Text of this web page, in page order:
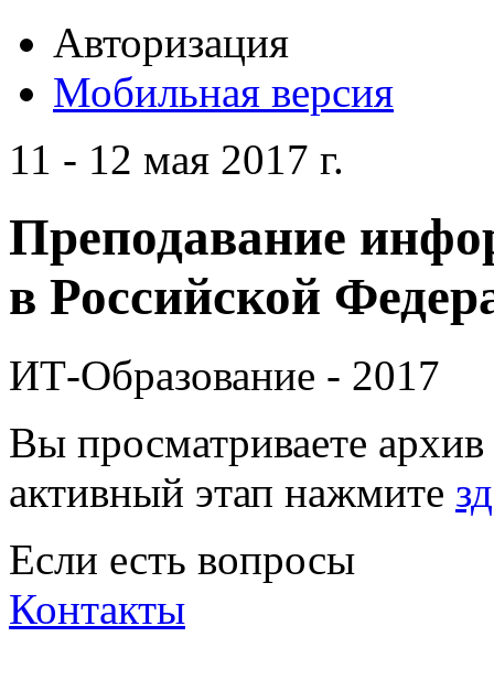
Авторизация
Мобильная версия
11 - 12 мая 2017 г.
Преподавание
в Российской
ИТ-Образование - 2017
Вы просматриваете
активный этап нажмите
Если есть вопросы
Контакты